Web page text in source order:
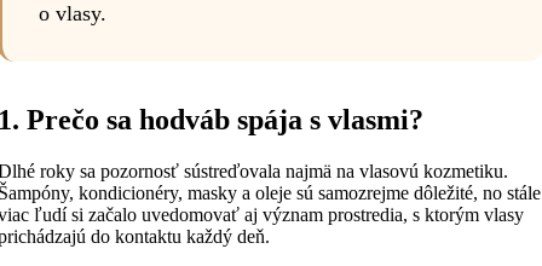
o vlasy.
Prečo sa hodváb spája s vlasmi?
roky sa pozornosť sústreďovala najmä na vlasovú kozmetiku.
kondicionéry, masky a oleje sú samozrejme dôležité, no stále
ľudí si začalo uvedomovať aj význam prostredia, s ktorým vlasy
do kontaktu každý deň.